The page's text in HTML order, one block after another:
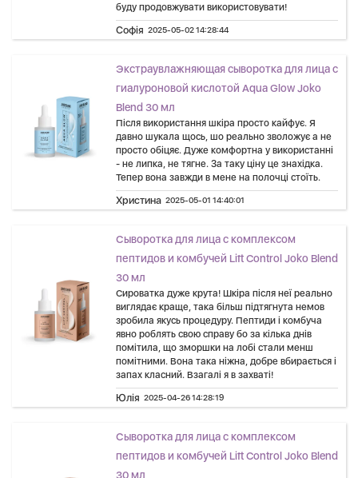
буду продовжувати використовувати!
Софія 2025-05-02 14:28:44
Экстраувлажняющая сыворотка для лица с
гиалуроновой кислотой Aqua Glow Joko
Blend 30 мл
Після використання шкіра просто кайфує. Я
давно шукала щось, шо реально зволожує а не
просто обіцяє. Дуже комфортна у використанні
- не липка, не тягне. За таку ціну це знахідка.
Тепер вона завжди в мене на полочці стоїть.
Христина 2025-05-01 14:40:01
Сыворотка для лица с комплексом
пептидов и комбучей Lift Control Joko Blend
30 мл
Сироватка дуже крута! Шкіра після неї реально
виглядає краще, така більш підтягнута немов
зробила якусь процедуру. Пептиди і комбуча
явно роблять свою справу бо за кілька днів
помітила, що зморшки на лобі стали менш
помітними. Вона така ніжна, добре вбирається і
запах класний. Взагалі я в захваті!
Юлія 2025-04-26 14:28:19
Сыворотка для лица с комплексом
пептидов и комбучей Lift Control Joko Blend
30 мл